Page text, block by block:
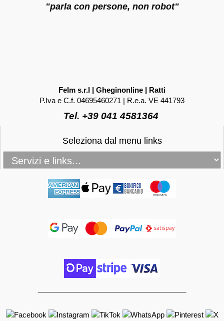
"parla con persone, non robot"
Felm s.r.l | Gheginonline | Ratti
P.Iva e C.f. 04695460271 | R.e.a. VE 441793
Tel. +39 041 4581364
Seleziona dal menu links